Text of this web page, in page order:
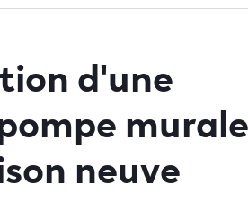
d'une
neuve